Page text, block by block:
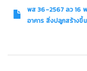
พส 36-2567 ลว 16
อาคาร สิ่งปลูกสร้างขึ้